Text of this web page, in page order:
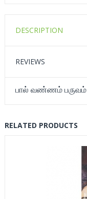
DESCRIPTION
REVIEWS
பால் வண்ணம்
RELATED PRODUCTS